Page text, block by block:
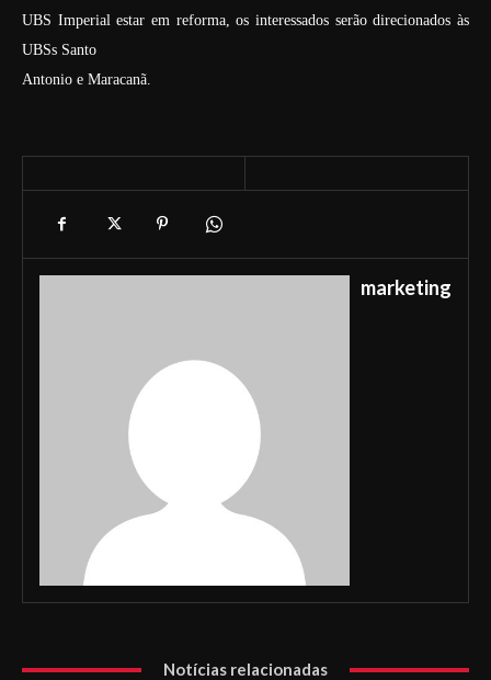
UBS Imperial estar em reforma, os interessados serão direcionados às
UBSs Santo
Antonio e Maracanã.
marketing
Notícias relacionadas